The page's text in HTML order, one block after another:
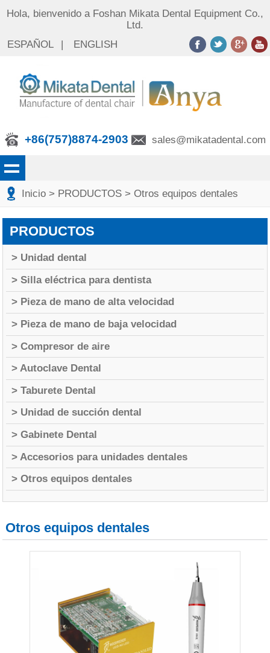
Hola, bienvenido a Foshan Mikata Dental Equipment Co.,
Ltd.
ESPAÑOL
ENGLISH
+86(757)8874-2903 sales@mikatadental.com
Inicio > PRODUCTOS > Otros equipos dentales
PRODUCTOS
> Unidad dental
> Silla eléctrica para dentista
> Pieza de mano de alta velocidad
> Pieza de mano de baja velocidad
> Compresor de aire
> Autoclave Dental
> Taburete Dental
> Unidad de succión dental
> Gabinete Dental
> Accesorios para unidades dentales
> Otros equipos dentales
Otros equipos dentales